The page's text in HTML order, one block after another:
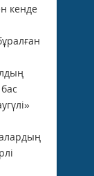
кенде